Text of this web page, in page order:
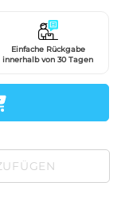
Einfache Rückgabe
innerhalb von 30 Tagen